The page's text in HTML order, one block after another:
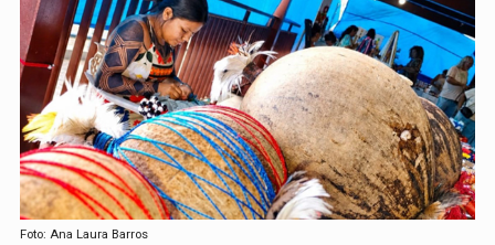
Foto: Ana Laura Barros